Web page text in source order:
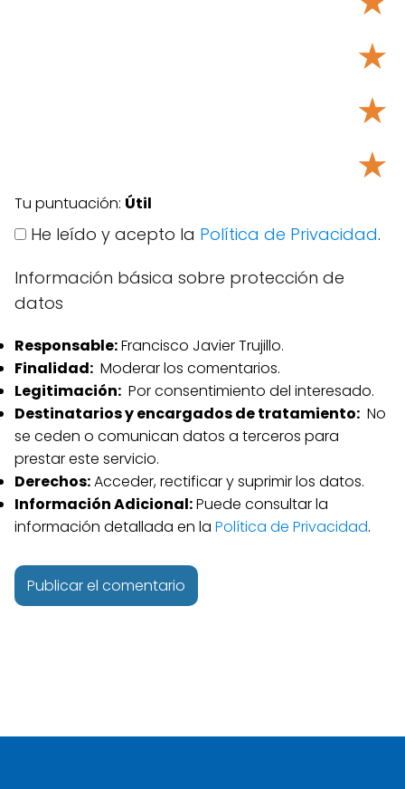
★
★
★
Tu puntuación: Útil
He leído y acepto la Política de Privacidad.
Información básica sobre protección de
datos
Responsable:Francisco Javier Trujillo.
Finalidad: Moderar los comentarios.
Legitimación: Por consentimiento del interesado.
Destinatarios y encargados de tratamiento: No
se ceden o comunican datos a terceros para
prestar este servicio.
Derechos:Acceder, rectificar y suprimir los datos.
Información Adicional:Puede consultar la
información detallada en la Política de Privacidad.